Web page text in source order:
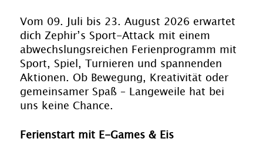
Vom 09. Juli bis 23. August 2026 erwartet
dich Zephir’s Sport-Attack mit einem
abwechslungsreichen Ferienprogramm mit
Sport, Spiel, Turnieren und spannenden
Aktionen. Ob Bewegung, Kreativität oder
gemeinsamer Spaß – Langeweile hat bei
uns keine Chance.
Ferienstart mit E-Games & Eis